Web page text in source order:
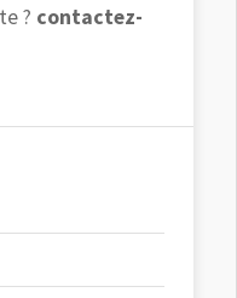
? contactez-